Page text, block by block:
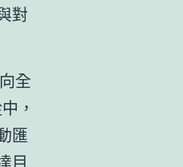
對
全
，
匯
目